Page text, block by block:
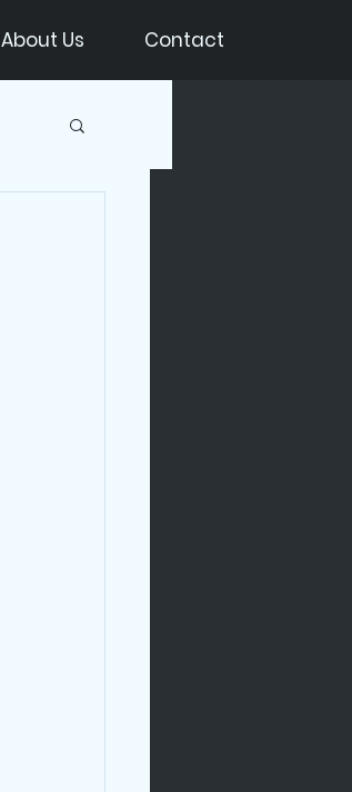
About Us Contact